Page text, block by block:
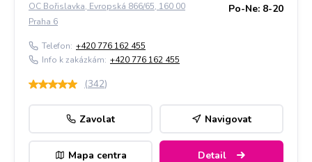
OC Bořislavka, Evropská 866/65, 160 00
Praha 6
Po-Ne: 8-20
Telefon: +420 776 162 455
Info k zakázkám: +420 776 162 455
(342)
Zavolat Navigovat
Mapa centra Detail